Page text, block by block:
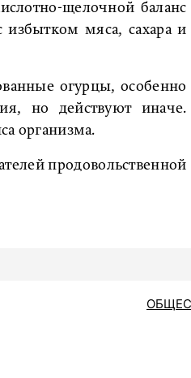
щелочной баланс
мяса, сахара и
огурцы, особенно
но действуют иначе.
организма.
продовольственной